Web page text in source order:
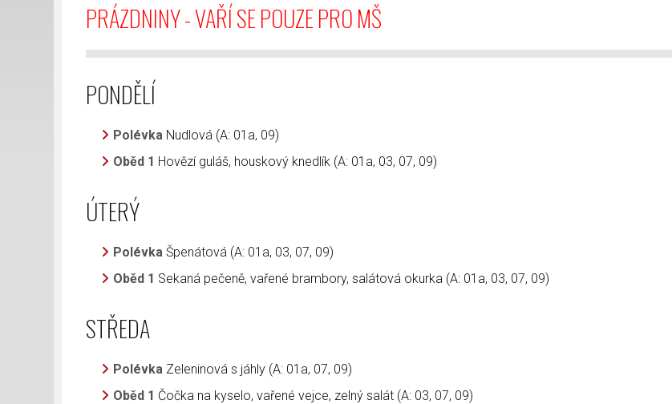
PRÁZDNINY - VAŘÍ SE POUZE PRO MŠ
PONDĚLÍ
Polévka Nudlová (A: 01a, 09)
Oběd 1 Hovězí guláš, houskový knedlík (A: 01a, 03, 07, 09)
ÚTERÝ
PolévkaŠpenátová (A: 01a, 03, 07, 09)
Oběd 1 Sekaná pečeně, vařené brambory, salátová okurka (A: 01a, 03, 07, 09)
STŘEDA
Polévka Zeleninová s jáhly (A: 01a, 07, 09)
Oběd 1 Čočka na kyselo, vařené vejce, zelný salát (A: 03, 07, 09)